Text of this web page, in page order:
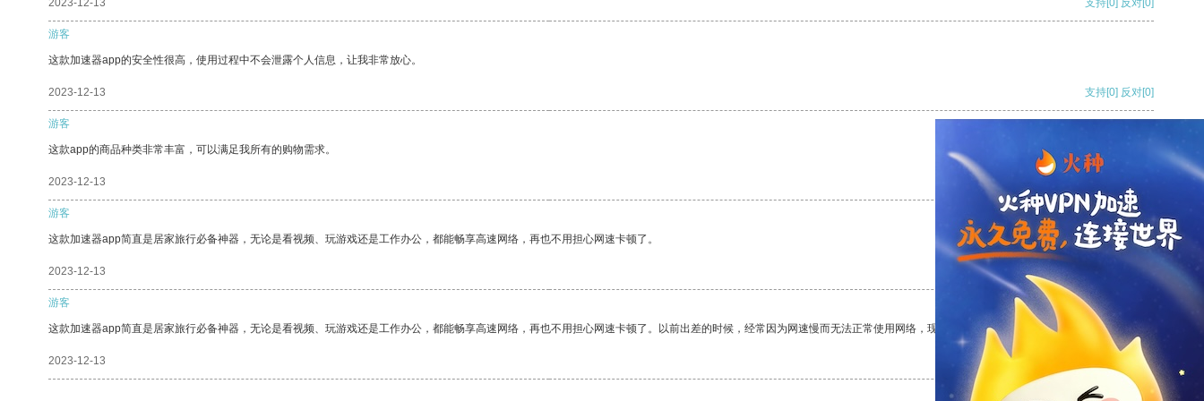
2023-12-13 支持 [0] 反对 [0]
游客
这款加速器app的安全性很高，使用过程中不会泄露个人信息，让我非常放心。
2023-12-13 支持[0] 反对[0]
游客
这款app的商品种类非常丰富，可以满足我所有的购物需求。
2023-12-13
游客
这款加速器app简直是居家旅行必备神器，无论是看视频、玩游戏还是工作办公，都能畅享高速网络，再也不用担心网速卡顿了。
2023-12-13 反对
游客
这款加速器app简直是居家旅行必备神器，无论是看视频、玩游戏还是工作办公，都能畅享高速网络，再也不用担心网速卡顿了。以前出差的时候，经常因为网速慢而无法正常使用网络，现在有了这个app，我再也不用担心了。
2023-12-13 反对[0]